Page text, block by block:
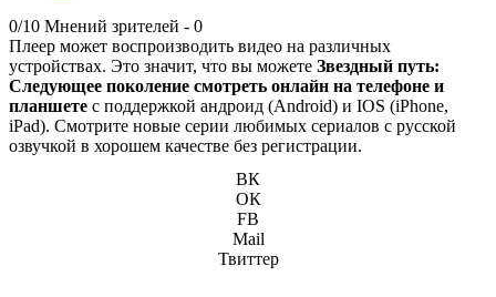
0/10 Мнений зрителей - 0
Плеер может воспроизводить видео на различных
устройствах. Это значит, что вы можете Звездный путь:
Следующее поколение смотреть онлайн на телефоне и
планшете с поддержкой андроид (Android) и IOS (iPhone,
iPad). Смотрите новые серии любимых сериалов с русской
озвучкой в хорошем качестве без регистрации.
ВК
ОК
FB
Mail
Твиттер